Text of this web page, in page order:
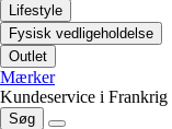
Lifestyle
Fysisk vedligeholdelse
Outlet
Mærker
Kundeservice i Frankrig
Søg